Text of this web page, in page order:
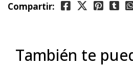
Compartir:
También te